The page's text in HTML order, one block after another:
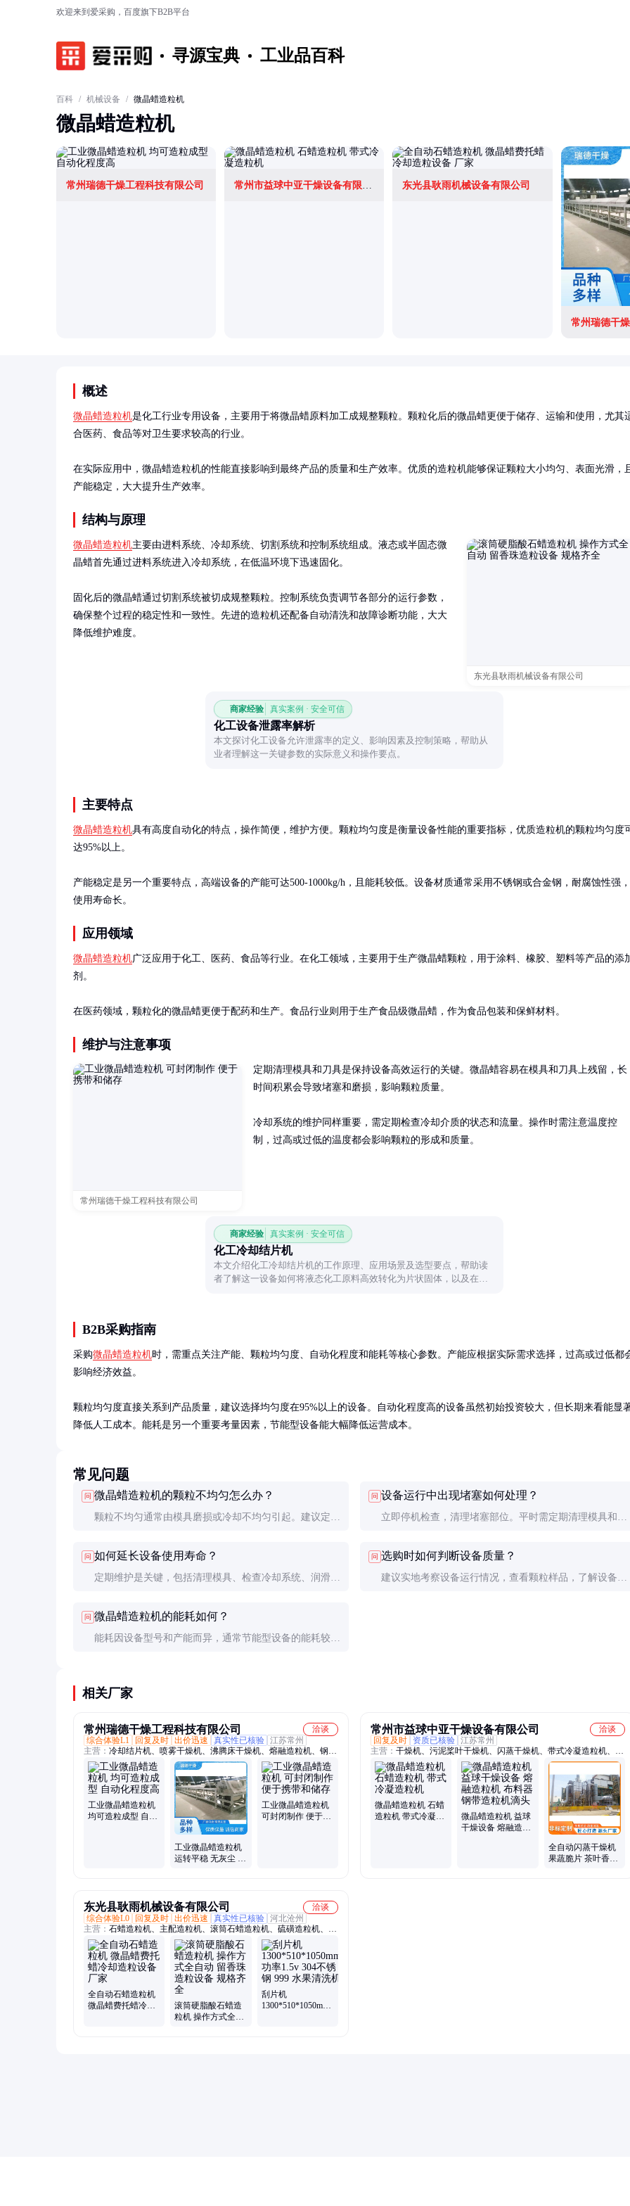
欢迎来到爱采购，百度旗下B2B平台
寻源宝典 工业品百科
百科 / 机械设备 / 微晶蜡造粒机
微晶蜡造粒机
常州瑞德干燥工程科技有限公司 常州市益球中亚干燥设备有限公司 东光县耿雨机械设备有限公司
常州瑞德干
概述
微晶蜡造粒机是化工行业专用设备，主要用于将微晶蜡原料加工成规整颗粒。颗粒化后的微晶蜡更便于储存、运输和使用，尤其
合医药、食品等对卫生要求较高的行业。
在实际应用中，微晶蜡造粒机的性能直接影响到最终产品的质量和生产效率。优质的造粒机能够保证颗粒大小均匀、表面光滑，
产能稳定，大大提升生产效率。
结构与原理
东光县耿雨机械设备有限公司
微晶蜡造粒机主要由进料系统、冷却系统、切割系统和控制系统组成。液态或半固态微
晶蜡首先通过进料系统进入冷却系统，在低温环境下迅速固化。
固化后的微晶蜡通过切割系统被切成规整颗粒。控制系统负责调节各部分的运行参数，
确保整个过程的稳定性和一致性。先进的造粒机还配备自动清洗和故障诊断功能，大大
降低维护难度。
商家经验 真实案例 · 安全可信
化工设备泄露率解析
本文探讨化工设备允许泄露率的定义、影响因素及控制策略，帮助从
业者理解这一关键参数的实际意义和操作要点。
主要特点
微晶蜡造粒机具有高度自动化的特点，操作简便，维护方便。颗粒均匀度是衡量设备性能的重要指标，优质造粒机的颗粒均匀度
达95%以上。
产能稳定是另一个重要特点，高端设备的产能可达500-1000kg/h，且能耗较低。设备材质通常采用不锈钢或合金钢，耐腐蚀性强，
使用寿命长。
应用领域
微晶蜡造粒机广泛应用于化工、医药、食品等行业。在化工领域，主要用于生产微晶蜡颗粒，用于涂料、橡胶、塑料等产品的添
剂。
在医药领域，颗粒化的微晶蜡更便于配药和生产。食品行业则用于生产食品级微晶蜡，作为食品包装和保鲜材料。
维护与注意事项
常州瑞德干燥工程科技有限公司
定期清理模具和刀具是保持设备高效运行的关键。微晶蜡容易在模具和刀具上残留，长
时间积累会导致堵塞和磨损，影响颗粒质量。
冷却系统的维护同样重要，需定期检查冷却介质的状态和流量。操作时需注意温度控
制，过高或过低的温度都会影响颗粒的形成和质量。
商家经验 真实案例 · 安全可信
化工冷却结片机
本文介绍化工冷却结片机的工作原理、应用场景及选型要点，帮助读
者了解这一设备如何将液态化工原料高效转化为片状固体，以及在实
B2B采购指南
采购微晶蜡造粒机时，需重点关注产能、颗粒均匀度、自动化程度和能耗等核心参数。产能应根据实际需求选择，过高或过低都
影响经济效益。
颗粒均匀度直接关系到产品质量，建议选择均匀度在95%以上的设备。自动化程度高的设备虽然初始投资较大，但长期来看能显
降低人工成本。能耗是另一个重要考量因素，节能型设备能大幅降低运营成本。
常见问题
问 微晶蜡造粒机的颗粒不均匀怎么办？
颗粒不均匀通常由模具磨损或冷却不均匀引起。建议定期
问 设备运行中出现堵塞如何处理？
立即停机检查，清理堵塞部位。平时需定期清理模具和刀
问 如何延长设备使用寿命？
定期维护是关键，包括清理模具、检查冷却系统、润滑运
问 选购时如何判断设备质量？
建议实地考察设备运行情况，查看颗粒样品，了解设备材
问 微晶蜡造粒机的能耗如何？
能耗因设备型号和产能而异，通常节能型设备的能耗较
相关厂家
常州瑞德干燥工程科技有限公司
洽谈
综合体验L1
回复及时 出价迅速 真实性已核验 江苏常州
主营： 冷却结片机、喷雾干燥机、沸腾床干燥机、熔融造粒机、钢带
造粒机、喷雾造粒机、石蜡造粒机、硫磺造粒机、冷却造粒机、液体
造粒机、干粉造粒机、钢带结片机、流化床干燥机、滚筒刮片机、冷
却喷雾造粒、真空耙式干燥机、离心喷雾干燥机、桨叶干燥机、滚筒
刮板干燥机、闪蒸干燥机、盘式干燥机、卧式圆盘刮板干燥机、双锥
回转真空干燥机、干法制粒机
工业微晶蜡造粒机
均可造粒成型 自动
工业微晶蜡造粒机
运转平稳 无灰尘 提
工业微晶蜡造粒机
可封闭制作 便于携
常州市益球中亚干燥设备有限公司
洽谈
回复及时
资质已核验 江苏常州
主营： 干燥机、污泥桨叶干燥机、闪蒸干燥机、带式冷凝造粒机、石
蜡造粒机、盘式干燥机、热风循环烘箱、双最真空干燥机、沸腾干燥
机、振动流化床干燥机、三维混合机、耙式真空干燥机、喷雾干燥
机、干燥设备、制药设备、化工设备、鸡精生产线设备、粉碎机、摇
摆颗粒机
微晶蜡造粒机 石蜡
造粒机 带式冷凝造
微晶蜡造粒机 益球
干燥设备 熔融造粒
全自动闪蒸干燥机
果蔬脆片 茶叶香料
东光县耿雨机械设备有限公司
洽谈
综合体验L0
回复及时 出价迅速 真实性已核验 河北沧州
主营： 石蜡造粒机、主配造粒机、滚筒石蜡造粒机、硫磺造粒机、钢
带造粒机、高塔造粒机、刮片机、反应釜
全自动石蜡造粒机
微晶蜡费托蜡冷却
滚筒硬脂酸石蜡造
粒机 操作方式全自
刮片机
1300*510*1050mm